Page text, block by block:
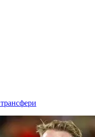
трансфери